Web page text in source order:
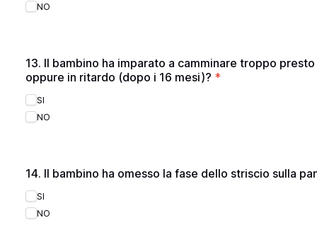
NO
13. Il bambino ha imparato a camminare troppo
oppure in ritardo (dopo i 16 mesi)? *
SI
NO
14. Il bambino ha omesso la fase dello striscio sulla
SI
NO